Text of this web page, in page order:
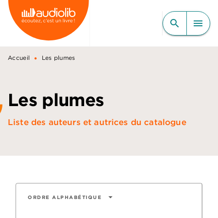
MENU RECHERCHE
CONTENU
PIED DE PAGE
search menu
Accueil • Les plumes
Les plumes
Liste des auteurs et autrices du catalogue
ORDRE ALPHABÉTIQUE arrow_drop_down